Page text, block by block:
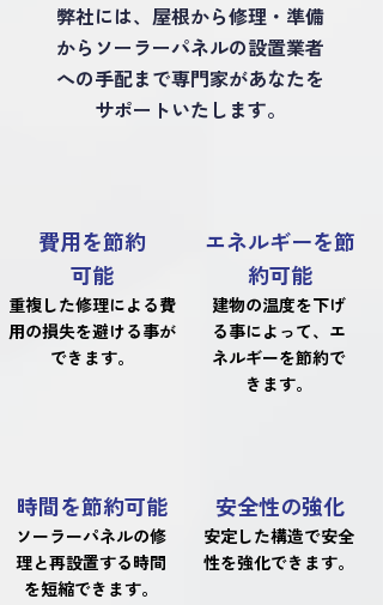
弊社には、屋根から修理・準備
からソーラーパネルの設置業者
への手配まで専門家があなたを
サポートいたします。
費用を節約
可能
重複した修理による費
用の損失を避ける事が
できます。
時間を節約可能
ソーラーパネルの修
理と再設置する時間
を短縮できます。
エネルギーを節
約可能
建物の温度を下げ
る事によって、エ
ネルギーを節約で
きます。
安全性の強化
安定した構造で安全
性を強化できます。